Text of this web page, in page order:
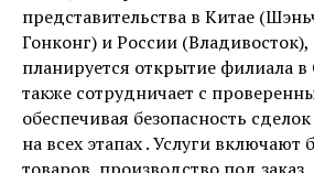
представительства в Китае
Гонконг) и России (Владивосток),
планируется открытие филиала
также сотрудничает с
обеспечивая безопасность
на всех этапах . Услуги